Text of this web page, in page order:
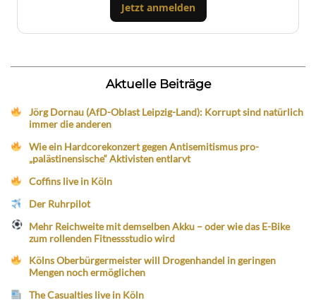
Jetzt anmelden
Aktuelle Beiträge
Jörg Dornau (AfD-Oblast Leipzig-Land): Korrupt sind natürlich
immer die anderen
Wie ein Hardcorekonzert gegen Antisemitismus pro-
„palästinensische“ Aktivisten entlarvt
Coffins live in Köln
Der Ruhrpilot
Mehr Reichweite mit demselben Akku – oder wie das E-Bike
zum rollenden Fitnessstudio wird
Kölns Oberbürgermeister will Drogenhandel in geringen
Mengen noch ermöglichen
The Casualties live in Köln